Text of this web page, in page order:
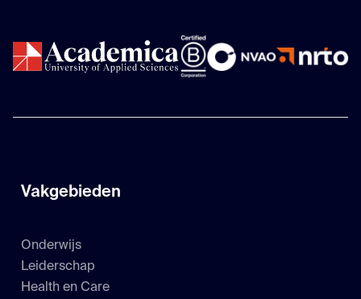
Vakgebieden
Onderwijs
Leiderschap
Health en Care